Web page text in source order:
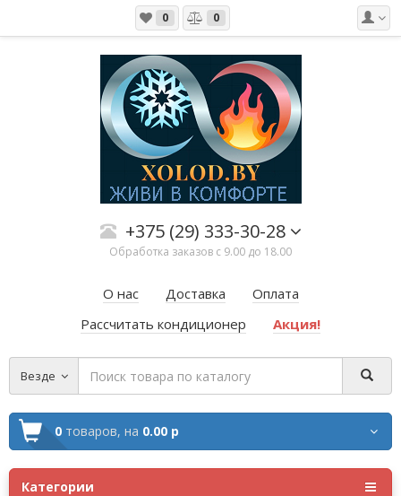
0 0
+375 (29) 333-30-28
Обработка заказов с 9.00 до 18.00
О нас Доставка
Оплата
Рассчитать кондиционер
Акция!
Везде
0 товаров, на 0.00 р
Категории